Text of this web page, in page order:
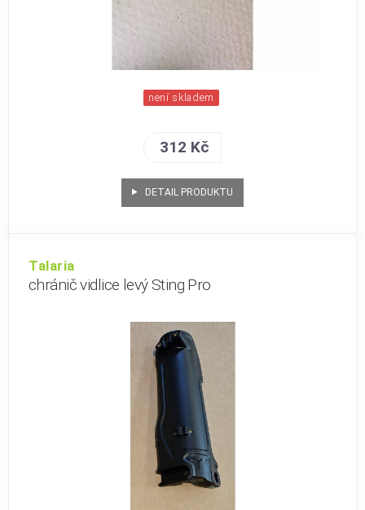
není skladem
312 Kč
DETAIL PRODUKTU
Talaria
chránič vidlice levý Sting Pro